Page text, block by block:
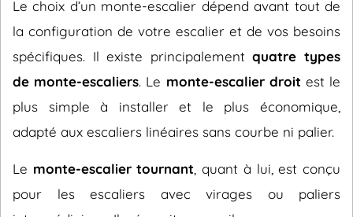
Le choix d’un monte-escalier dépend avant tout de
la configuration de votre escalier et de vos besoins
spécifiques. Il existe principalementquatre types
de monte-escaliers. Le monte-escalier droit est le
plus simple à installer et le plus économique,
adapté aux escaliers linéaires sans courbe ni palier.
Le monte-escalier tournant , quant à lui, est conçu
pour les escaliers avec virages ou paliers